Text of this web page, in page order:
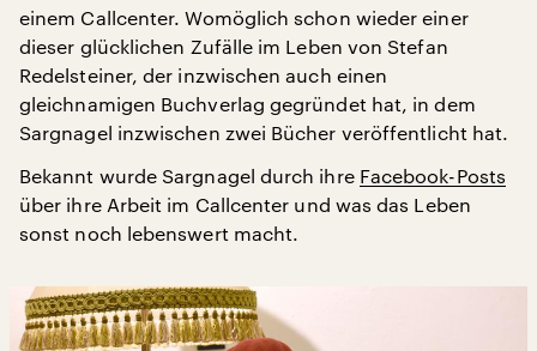
einem Callcenter. Womöglich schon wieder einer
dieser glücklichen Zufälle im Leben von Stefan
Redelsteiner, der inzwischen auch einen
gleichnamigen Buchverlag gegründet hat, in dem
Sargnagel inzwischen zwei Bücher veröffentlicht hat.
Bekannt wurde Sargnagel durch ihre Facebook-Posts
über ihre Arbeit im Callcenter und was das Leben
sonst noch lebenswert macht.